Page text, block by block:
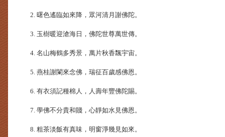
2. 曙色遙臨如來降，眾河清月謝佛陀。
3. 玉樹暖迎滄海日，佛陀世尊萬世傳。
4. 名山梅鶴多秀景，萬片秋香飄宇宙。
5. 燕桂謝闌來念佛，瑞征百歲感佛恩。
6. 有衣須記種棉人，人壽年豐佛陀賜。
7. 學佛不分貴和賤，心靜如水見佛恩。
8. 粗茶淡飯有真味，明窗淨幾見如來。